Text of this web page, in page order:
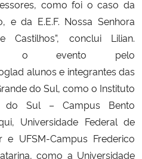
como foi o caso da
e da E.E.F. Nossa Senhora
conclui Lilian.
o evento pelo
alunos e integrantes das
do Sul, como o Instituto
do Sul – Campus Bento
Universidade Federal de
e UFSM-Campus Frederico
como a Universidade